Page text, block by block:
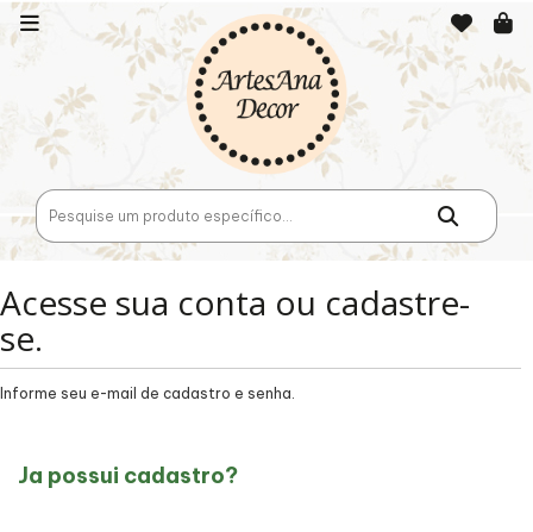
Acesse sua conta ou cadastre-
se.
Informe seu e-mail de cadastro e senha.
Ja possui cadastro?